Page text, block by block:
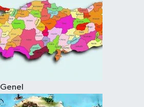
Genel
EKONOMİ
YAŞAM